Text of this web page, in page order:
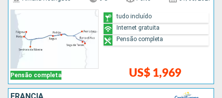
Pensão completa US$ 1,969
tudo incluído
Internet gratuita
Pensão completa